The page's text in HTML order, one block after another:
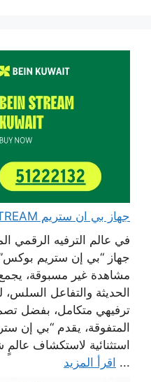
جهاز بي ان ستريم beIN STREAM الكويت مع اشتراك
في عالم الترفيه الرقمي
جهاز “بي إن ستريم بوكس”
مشاهدة غير مسبوقة، يجمع
الحديثة والتفاعل
ترفيهي متكامل، بفضل
المتفوقة، يقدم “بي إن
استثنائية لاستكشاف
... اقرأ المزيد